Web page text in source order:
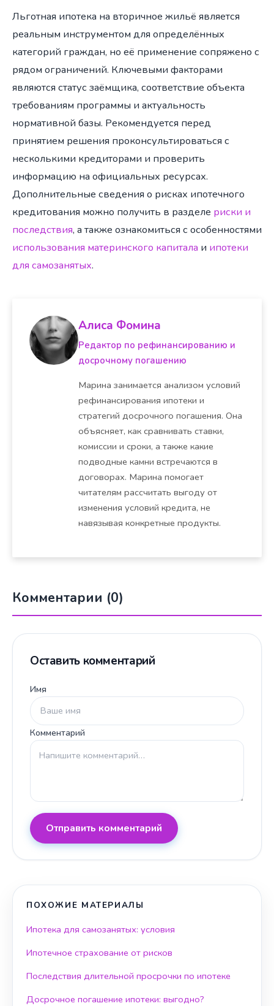
Льготная ипотека на вторичное жильё является
реальным инструментом для определённых
категорий граждан, но её применение сопряжено с
рядом ограничений. Ключевыми факторами
являются статус заёмщика, соответствие объекта
требованиям программы и актуальность
нормативной базы. Рекомендуется перед
принятием решения проконсультироваться с
несколькими кредиторами и проверить
информацию на официальных ресурсах.
Дополнительные сведения о рисках ипотечного
кредитования можно получить в разделе риски и
последствия, а также ознакомиться с особенностями
использования материнского капитала и ипотеки
для самозанятых.
Алиса Фомина
Редактор по рефинансированию и
досрочному погашению
Марина занимается анализом условий
рефинансирования ипотеки и
стратегий досрочного погашения. Она
объясняет, как сравнивать ставки,
комиссии и сроки, а также какие
подводные камни встречаются в
договорах. Марина помогает
читателям рассчитать выгоду от
изменения условий кредита, не
навязывая конкретные продукты.
Комментарии (0)
Оставить комментарий
Имя
Комментарий
Отправить комментарий
ПОХОЖИЕ МАТЕРИАЛЫ
Ипотека для самозанятых: условия
Ипотечное страхование от рисков
Последствия длительной просрочки по ипотеке
Досрочное погашение ипотеки: выгодно?